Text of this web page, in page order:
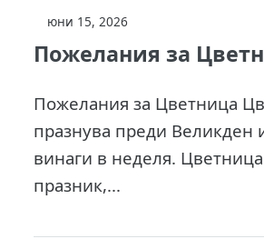
юни 15, 2026
Пожелания за
Пожелания за Цветница
празнува преди Великден
винаги в неделя.
празник,...